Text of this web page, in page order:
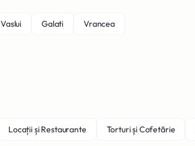
Vaslui Galati Vrancea
Locații și Restaurante Torturi și Cofetărie